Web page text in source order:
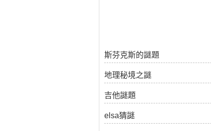
斯芬克斯的謎題
地理秘境之謎
吉他謎題
elsa猜謎